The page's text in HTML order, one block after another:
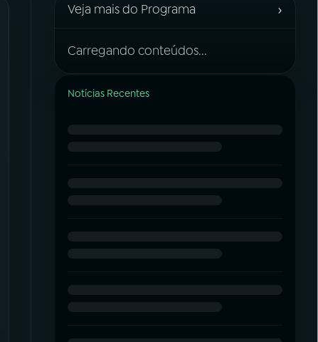
Veja mais do Programa ›
Carregando conteúdos...
Notícias Recentes